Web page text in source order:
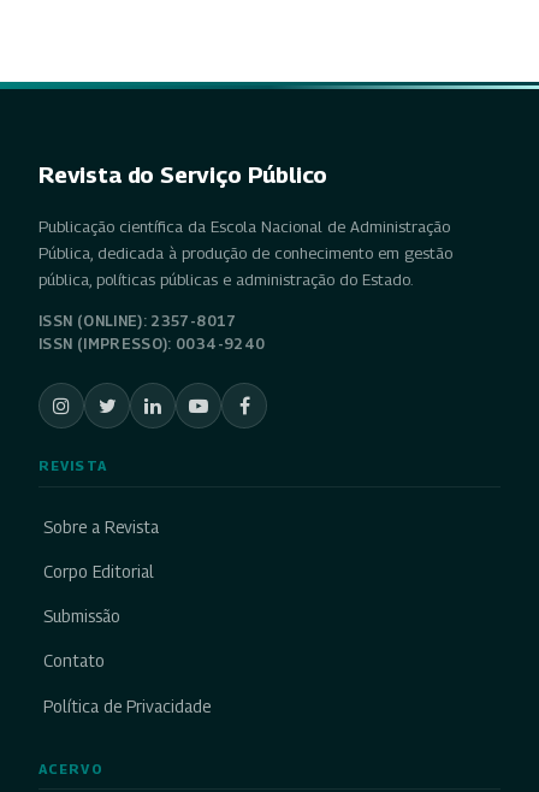
Revista do Serviço Público
Publicação científica da Escola Nacional de Administração
Pública, dedicada à produção de conhecimento em gestão
pública, políticas públicas e administração do Estado.
ISSN (ONLINE): 2357-8017
ISSN (IMPRESSO): 0034-9240
REVISTA
Sobre a Revista
Corpo Editorial
Submissão
Contato
Política de Privacidade
ACERVO